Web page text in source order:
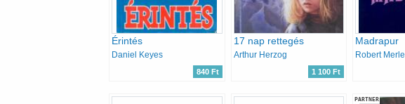
Érintés
Daniel Keyes
840 Ft
17 nap rettegés
Arthur Herzog
1 100 Ft
Madrapur
Robert Merle
PARTNER